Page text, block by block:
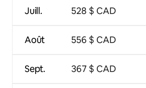
Juill.
Août
Sept.
528 $ CAD
556 $ CAD
367 $ CAD